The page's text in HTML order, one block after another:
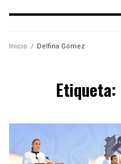
Inicio / Delfina Gómez
Etiqueta: